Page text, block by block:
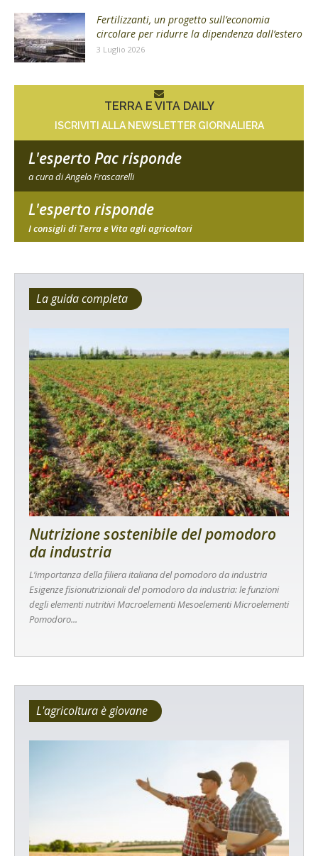
Fertilizzanti, un progetto sull’economia
circolare per ridurre la dipendenza dall’estero
3 Luglio 2026
TERRA E VITA DAILY
ISCRIVITI ALLA NEWSLETTER GIORNALIERA
L'esperto Pac risponde
a cura di Angelo Frascarelli
L'esperto risponde
I consigli di Terra e Vita agli agricoltori
La guida completa
Nutrizione sostenibile del pomodoro
da industria
L’importanza della filiera italiana del pomodoro da industria
Esigenze fisionutrizionali del pomodoro da industria: le funzioni
degli elementi nutritivi Macroelementi Mesoelementi Microelementi
Pomodoro...
L'agricoltura è giovane